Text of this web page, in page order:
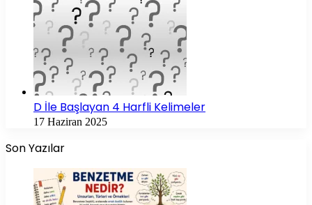
D İle Başlayan 4 Harfli Kelimeler
17 Haziran 2025
Son Yazılar